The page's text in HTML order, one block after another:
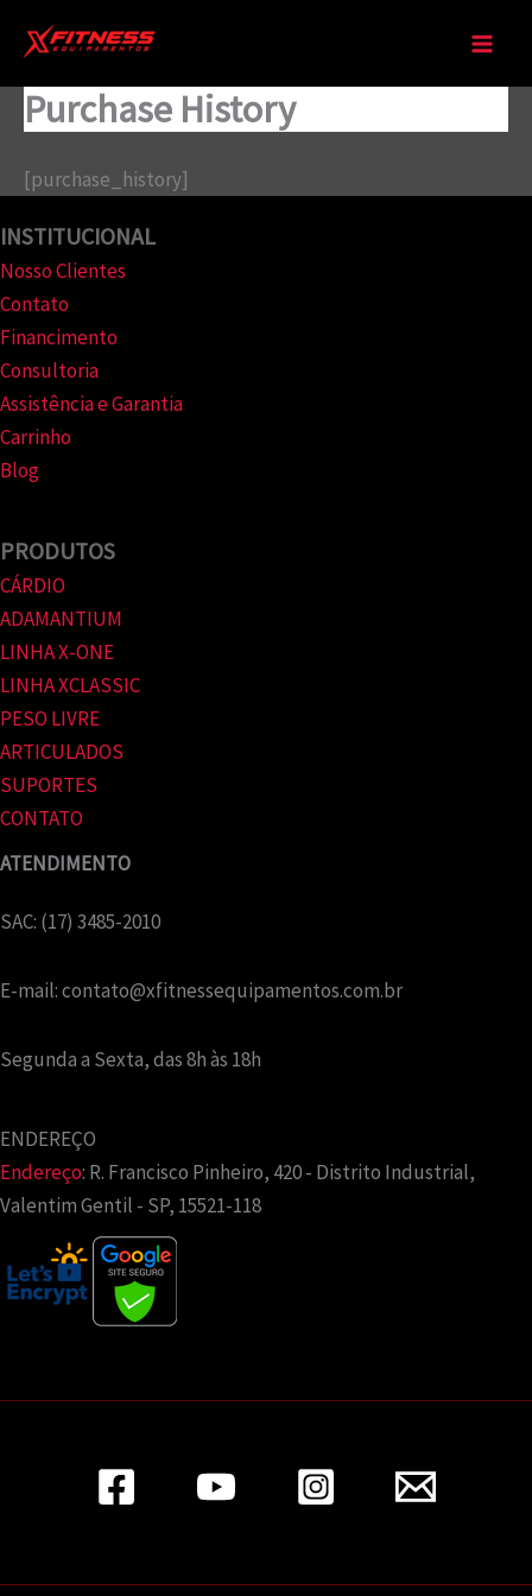
para
o
conteúdo
Purchase History
[purchase_history]
INSTITUCIONAL
Nosso Clientes
Contato
Financimento
Consultoria
Assistência e Garantia
Carrinho
Blog
PRODUTOS
CÁRDIO
ADAMANTIUM
LINHA X-ONE
LINHA XCLASSIC
PESO LIVRE
ARTICULADOS
SUPORTES
CONTATO
ATENDIMENTO
SAC: (17) 3485-2010
E-mail:contato@xfitnessequipamentos.com.br
Segunda a Sexta, das 8h às 18h
ENDEREÇO
Endereço: R. Francisco Pinheiro, 420 - Distrito Industrial,
Valentim Gentil - SP, 15521-118